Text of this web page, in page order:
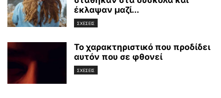
έκλαψαν μαζί...
ΣΧΕΣΕΙΣ
Το χαρακτηριστικό που προδίδει
αυτόν που σε φθονεί
ΣΧΕΣΕΙΣ